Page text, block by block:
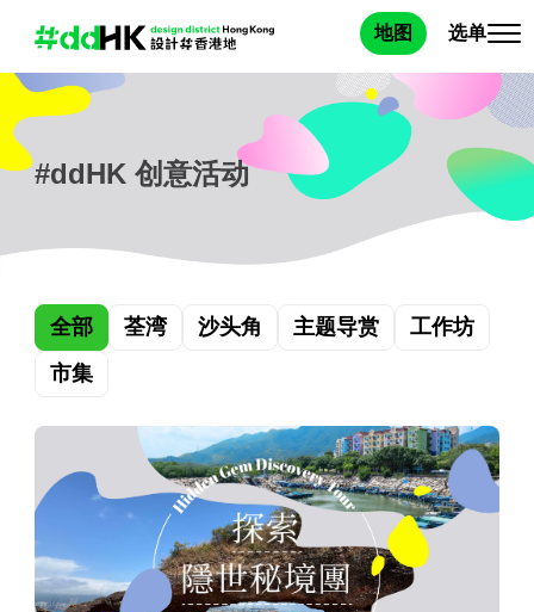
地图 选单
#ddHK 创意活动
全部 荃湾 沙头角 主题导赏
工作坊
市集